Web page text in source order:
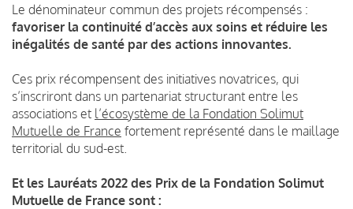
Le dénominateur commun des projets récompensés :
favoriser la continuité d’accès aux soins et réduire les
inégalités de santé par des actions innovantes.
Ces prix récompensent des initiatives novatrices, qui
s’inscriront dans un partenariat structurant entre les
associations et l’écosystème de la Fondation Solimut
Mutuelle de France fortement représenté dans le maillage
territorial du sud-est.
Et les Lauréats 2022 des Prix de la Fondation Solimut
Mutuelle de France sont :